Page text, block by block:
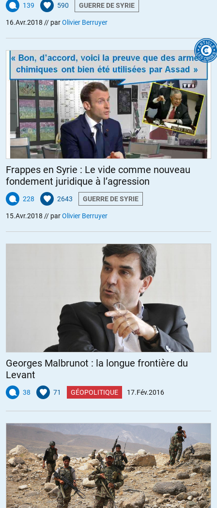
139 590 GUERRE DE SYRIE
16.Avr.2018 // parOlivier Berruyer
Frappes en Syrie : Le vide comme nouveau
fondement juridique à l’agression
228 2643 GUERRE DE SYRIE
15.Avr.2018 // parOlivier Berruyer
Georges Malbrunot : la longue frontière du
Levant
38 71 GÉOPOLITIQUE 17.Fév.2016